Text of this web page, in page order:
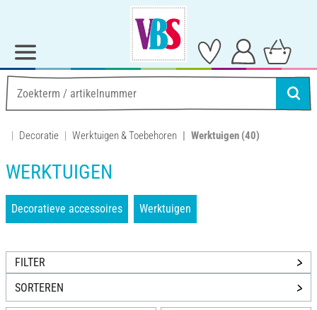
Decoratie Werktuigen & Toebehoren Werktuigen (40)
WERKTUIGEN
Decoratieve accessoires Werktuigen
FILTER
SORTEREN